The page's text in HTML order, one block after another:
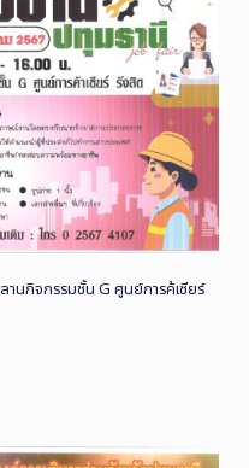
นกิจกรรมชั้น G ศูนย์การค้เซียร์